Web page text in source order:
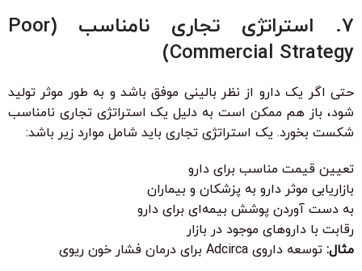
7. استراتژی تجاری نامناسب (Poor
Commercial Strategy)
حتی اگر یک دارو از نظر بالینی موفق باشد و به طور موثر تولید
شود، باز هم ممکن است به دلیل یک استراتژی تجاری نامناسب
شکست بخورد. یک استراتژی تجاری باید شامل موارد زیر باشد:
تعیین قیمت مناسب برای دارو
بازاریابی موثر دارو به پزشکان و بیماران
به دست آوردن پوشش بیمه‌ای برای دارو
رقابت با داروهای موجود در بازار
مثال: توسعه داروی Adcirca برای درمان فشار خون ریوی